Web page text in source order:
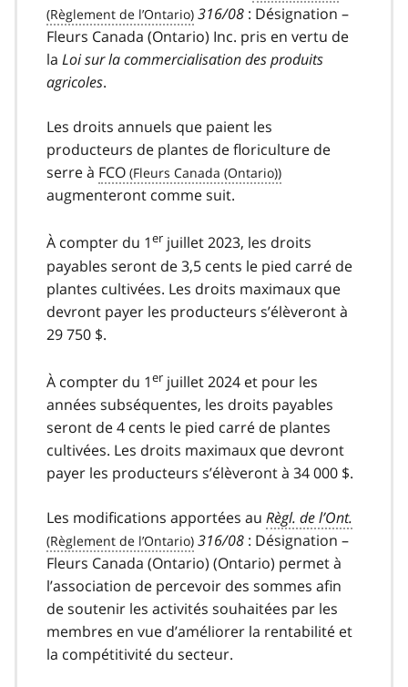
316/08 : Désignation –
Fleurs Canada (Ontario) Inc. pris en vertu de
la Loi sur la commercialisation des produits
agricoles.
Les droits annuels que paient les
producteurs de plantes de floriculture de
serre à FCO
augmenteront comme suit.
À compter du 1er juillet 2023, les droits
payables seront de 3,5 cents le pied carré de
plantes cultivées. Les droits maximaux que
devront payer les producteurs s’élèveront à
29 750 $.
À compter du 1er juillet 2024 et pour les
années subséquentes, les droits payables
seront de 4 cents le pied carré de plantes
cultivées. Les droits maximaux que devront
payer les producteurs s’élèveront à 34 000 $.
Les modifications apportées au Règl. de l’Ont.
316/08 : Désignation –
Fleurs Canada (Ontario) (Ontario) permet à
l’association de percevoir des sommes afin
de soutenir les activités souhaitées par les
membres en vue d’améliorer la rentabilité et
la compétitivité du secteur.